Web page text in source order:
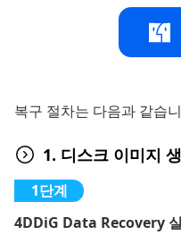
복구 절차는 다음과 같습
1. 디스크 이미지
4DDiG Data Recovery